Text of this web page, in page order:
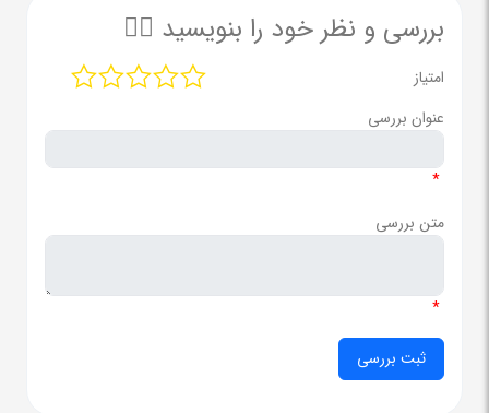
بررسی و نظر خود را بنویسید ✍🏻
امتیاز
عنوان بررسی
*
متن بررسی
*